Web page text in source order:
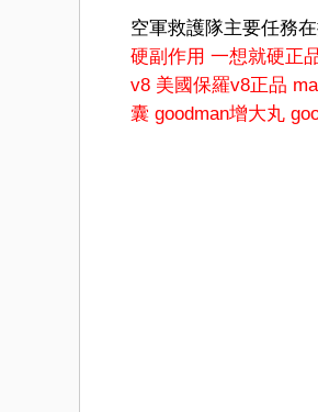
空軍救護隊主要任務
硬副作用 一想就硬正
v8 美國保羅v8正品
囊 goodman增大丸